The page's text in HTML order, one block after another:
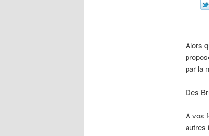
Alors
par la
Des
A vos
autres